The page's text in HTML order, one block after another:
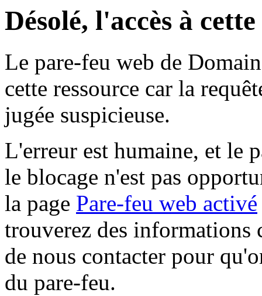
Désolé, l'accès à
Le pare-feu web de
cette ressource car la
jugée suspicieuse.
L'erreur est humaine, et le
le blocage n'est pas
la page Pare-feu web activé
trouverez des informations
de nous contacter pour
du pare-feu.